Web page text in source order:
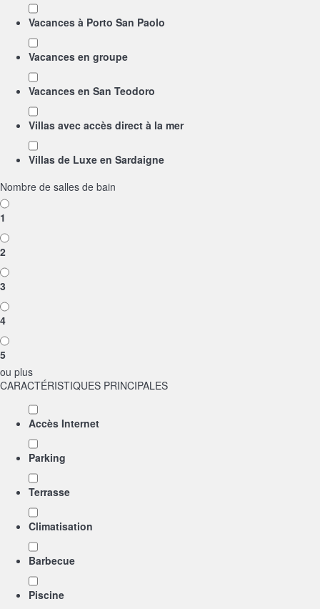
Vacances à Porto San Paolo
Vacances en groupe
Vacances en San Teodoro
Villas avec accès direct à la mer
Villas de Luxe en Sardaigne
Nombre de salles de bain
1
2
3
4
5
ou plus
CARACTÉRISTIQUES PRINCIPALES
Accès Internet
Parking
Terrasse
Climatisation
Barbecue
Piscine